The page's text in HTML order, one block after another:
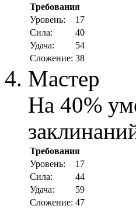
Требования
Уровень:
17
Cила:
40
Удача:
54
Сложение: 38
Мастер
На 40%
Требования
Уровень:
17
Cила:
44
Удача:
59
Сложение: 47